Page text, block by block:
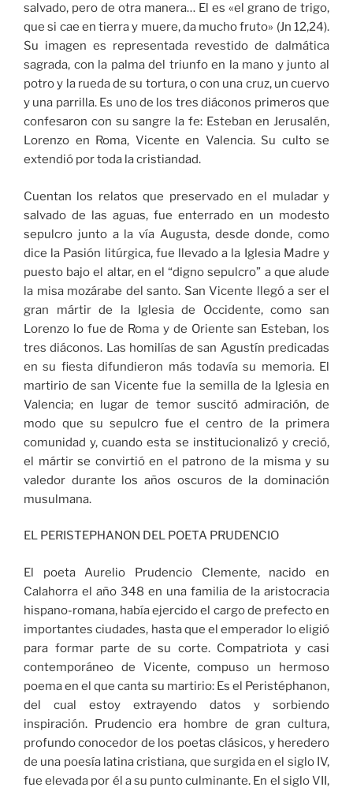
salvado, pero de otra manera… El es «el grano de trigo,
que si cae en tierra y muere, da mucho fruto» (Jn 12,24).
Su imagen es representada revestido de dalmática
sagrada, con la palma del triunfo en la mano y junto al
potro y la rueda de su tortura, o con una cruz, un cuervo
y una parrilla. Es uno de los tres diáconos primeros que
confesaron con su sangre la fe: Esteban en Jerusalén,
Lorenzo en Roma, Vicente en Valencia. Su culto se
extendió por toda la cristiandad.
Cuentan los relatos que preservado en el muladar y
salvado de las aguas, fue enterrado en un modesto
sepulcro junto a la vía Augusta, desde donde, como
dice la Pasión litúrgica, fue llevado a la Iglesia Madre y
puesto bajo el altar, en el “digno sepulcro” a que alude
la misa mozárabe del santo. San Vicente llegó a ser el
gran mártir de la Iglesia de Occidente, como san
Lorenzo lo fue de Roma y de Oriente san Esteban, los
tres diáconos. Las homilías de san Agustín predicadas
en su fiesta difundieron más todavía su memoria. El
martirio de san Vicente fue la semilla de la Iglesia en
Valencia; en lugar de temor suscitó admiración, de
modo que su sepulcro fue el centro de la primera
comunidad y, cuando esta se institucionalizó y creció,
el mártir se convirtió en el patrono de la misma y su
valedor durante los años oscuros de la dominación
musulmana.
EL PERISTEPHANON DEL POETA PRUDENCIO
El poeta Aurelio Prudencio Clemente, nacido en
Calahorra el año 348 en una familia de la aristocracia
hispano-romana, había ejercido el cargo de prefecto en
importantes ciudades, hasta que el emperador lo eligió
para formar parte de su corte. Compatriota y casi
contemporáneo de Vicente, compuso un hermoso
poema en el que canta su martirio: Es el Peristéphanon,
del cual estoy extrayendo datos y sorbiendo
inspiración. Prudencio era hombre de gran cultura,
profundo conocedor de los poetas clásicos, y heredero
de una poesía latina cristiana, que surgida en el siglo IV,
fue elevada por él a su punto culminante. En el siglo VII,